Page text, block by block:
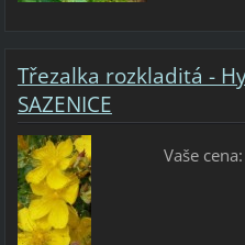
Třezalka rozkladitá -
SAZENICE
Vaše cena: